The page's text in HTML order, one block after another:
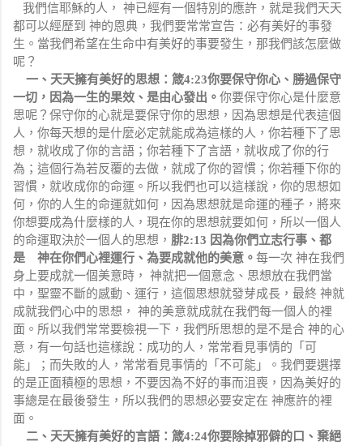
我們信耶穌的人，
神已經有一個特別的應許，就是我們天天
都可以經歷到 神的恩典，我們要常常宣告：必有美好的事發
生。當我們希望在生命中有美好的事要發生，那我們該怎麼做
呢？
一、天天擁有美好的思想： 箴4:23你要保守你心、勝過保守
一切，因為一生的果效、是由心發出。 你要保守你心是什麼意
思呢？保守你的心就是要保守你的思想，因為思想是代表這個
人，你每天想的是什麼必定就能成為這樣的人，你若種下了思
想，就收成了你的言語；你若種下了言語，就收成了你的行
為；這個行為若反覆的去做，就成了你的習慣；你若種下你的
習慣，就收成你的命運。所以我們也可以這樣說，你的思想如
何，你的人生的命運就如何，因為思想就是命運的種子，將來
你想要成為什麼樣的人，現在你的思想就要如何，所以一個人
的命運取決於一個人的思想， 腓2:13 因為你們立志行事、都
是 神在你們心裡運行、為要成就他的美意。 每一次 神在我們
身上要成就一個美意時， 神就把一個意念、思想放在我們當
中，聖靈不斷的感動、運行，這個思想就發芽成長，最終 神就
成就我們心中的思想， 神的美意就成就在我們每一個人的裡
面。所以我們常常要檢視一下，我們所思想的是不是合 神的心
意，有一句話也這樣說：成功的人，常常看見事情的「可
能」；而失敗的人，常常看見事情的「不可能」。我們要選擇
的是正面積極的思想，不要因為不好的事而沮喪，因為美好的
事總是在最後發生，所以我們的思想必要安定在 神應許的裡
面。
二、天天擁有美好的言語： 箴4:24你要除掉邪僻的口、棄絕